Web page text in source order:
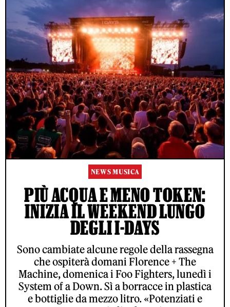
NEWS MUSICA
PIÙ ACQUA E MENO TOKEN:
INIZIA IL WEEKEND LUNGO
DEGLI I-DAYS
Sono cambiate alcune regole della rassegna
che ospiterà domani Florence + The
Machine, domenica i Foo Fighters, lunedì i
System of a Down. Sì a borracce in plastica
e bottiglie da mezzo litro. «Potenziati e